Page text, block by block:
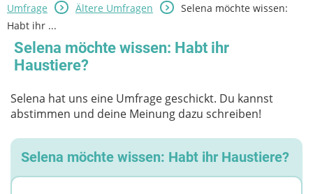
Umfrage
Ältere Umfragen
Selena möchte wissen:
Habt ihr ...
Selena möchte wissen: Habt ihr
Haustiere?
Selena hat uns eine Umfrage geschickt. Du kannst
abstimmen und deine Meinung dazu schreiben!
Selena möchte wissen: Habt ihr Haustiere?